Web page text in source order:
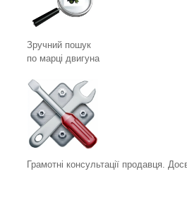
Зручний пошук
по марці двигуна
Грамотні консультації продавця.